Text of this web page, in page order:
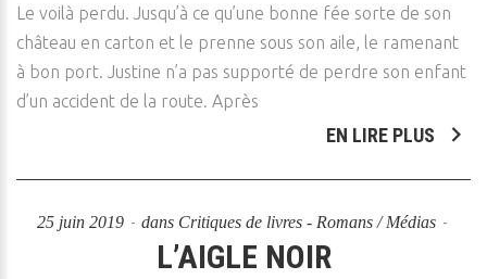
Le voilà perdu. Jusqu’à ce qu’une bonne fée sorte de son
château en carton et le prenne sous son aile, le ramenant
à bon port. Justine n’a pas supporté de perdre son enfant
d’un accident de la route. Après
EN LIRE PLUS
25 juin 2019 dans Critiques de livres - Romans / Médias
L’AIGLE NOIR